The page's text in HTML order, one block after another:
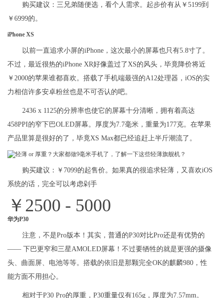
购买建议：三兄弟随便选，看个人需求。起步价有从￥5199到
￥6999的。
iPhone XS
以前一直追求小屏的iPhone，这次最小的屏幕也只有5.8寸了。
不过，最近很热的iPhone XR好像盖过了XS的风头，毕竟降价将近
￥2000的苹果谁都喜欢。搭载了手机端最强的A12处理器，iOS的实
力相信许多安卓粉丝也是不可否认的吧。
2436 x 1125的分辨率也使它的屏幕十分清晰，拥有着高达
458PPI的窄下巴OLED屏幕。厚度为7.7毫米，重量为177克。在苹果
产品里算是很好的了，毕竟XS Max都已经追赶上半斤潮流了。
购买建议：￥7099的起售价。如果真的很追求轻薄，又喜欢iOS
系统的话，完全可以考虑剁手
￥2500 - 5000
华为P30
注意，不是Pro版本！其实，普通的P30对比Pro还是有优势的
—— 下巴更窄和三星AMOLED屏幕！不过要牺牲的就是更强的摄像
头、曲面屏、电池等等。搭载的依旧是那颗完全OK的麒麟980，性
能方面不用担心。
相对于P30 Pro的厚重，P30重量仅有165g，厚度为7.57mm。